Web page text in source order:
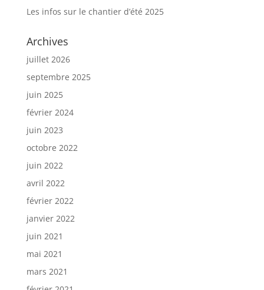
Les infos sur le chantier d’été 2025
Archives
juillet 2026
septembre 2025
juin 2025
février 2024
juin 2023
octobre 2022
juin 2022
avril 2022
février 2022
janvier 2022
juin 2021
mai 2021
mars 2021